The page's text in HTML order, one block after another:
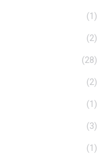
(1)
(2)
(28)
(2)
(1)
(3)
(1)